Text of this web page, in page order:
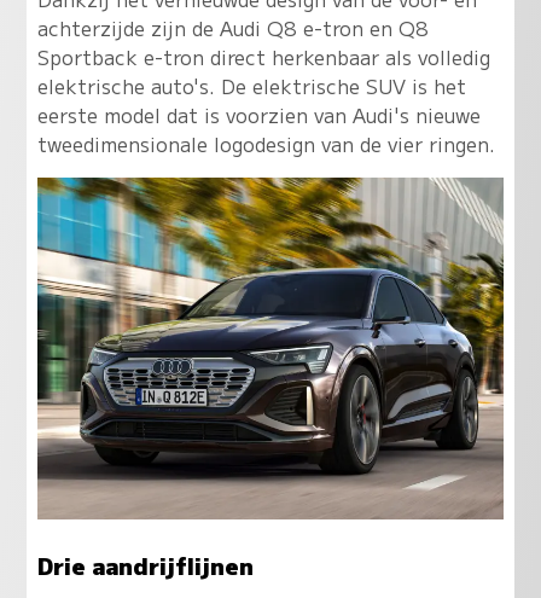
achterzijde zijn de Audi Q8 e-tron en Q8
Sportback e-tron direct herkenbaar als volledig
elektrische auto's. De elektrische SUV is het
eerste model dat is voorzien van Audi's nieuwe
tweedimensionale logodesign van de vier ringen.
Drie aandrijflijnen